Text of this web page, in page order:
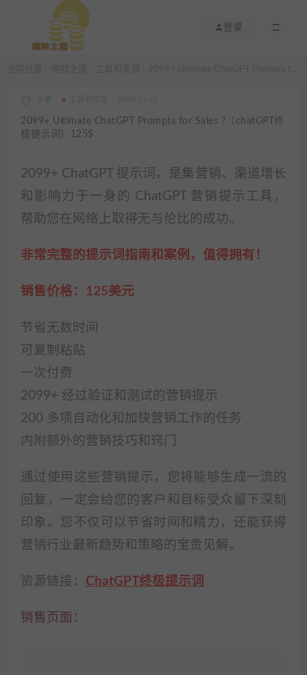
登录
2099+ Ultimate ChatGPT Prompts for Sales ?（chatGPT终
极提示词）125$
2099+ ChatGPT 提示词，是集营销、渠道增长
和影响力于一身的 ChatGPT 营销提示工具，
帮助您在网络上取得无与伦比的成功。
非常完整的提示词指南和案例，值得拥有！
销售价格：125美元
️节省无数时间
️可复制粘贴
一次付费
2099+ 经过验证和测试的营销提示
200 多项自动化和加快营销工作的任务
内附额外的营销技巧和窍门
通过使用这些营销提示，您将能够生成一流的
回复，一定会给您的客户和目标受众留下深刻
印象。您不仅可以节省时间和精力，还能获得
营销行业最新趋势和策略的宝贵见解。
资源链接： ChatGPT终极提示词
销售页面：